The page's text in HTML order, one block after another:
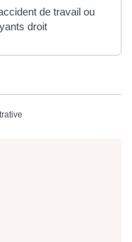
de travail ou
droit